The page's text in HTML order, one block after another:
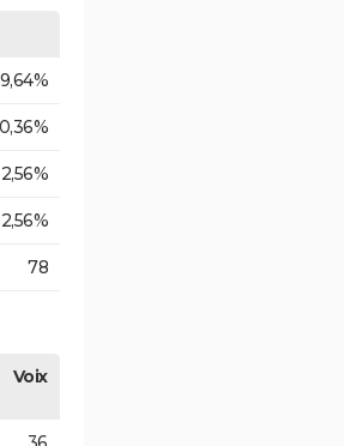
2,56%
2,56%
78
Voix